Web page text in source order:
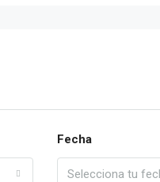
Fecha